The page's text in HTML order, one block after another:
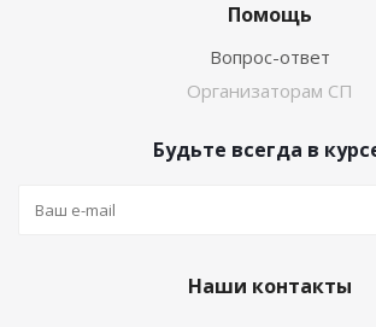
Помощь
Вопрос-ответ
Организаторам СП
Будьте всегда в
Наши контакты